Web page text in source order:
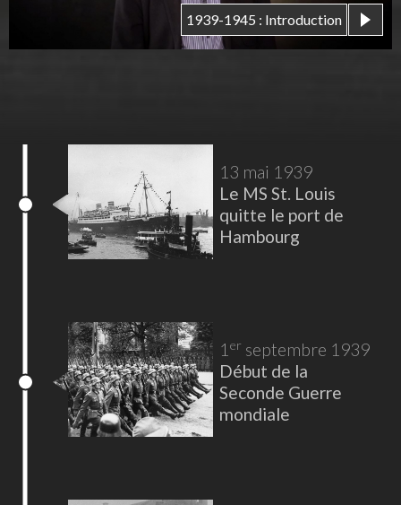
1939-1945 : Introduction
13 mai 1939
Le MS St. Louis
quitte le port de
Hambourg
1 erseptembre 1939
Début de la
Seconde Guerre
mondiale